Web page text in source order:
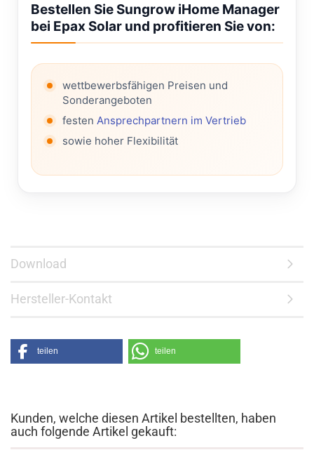
Bestellen Sie Sungrow iHome Manager
bei Epax Solar und profitieren Sie von:
wettbewerbsfähigen Preisen und
Sonderangeboten
festen Ansprechpartnern im Vertrieb
sowie hoher Flexibilität
Download
Hersteller-Kontakt
teilen teilen
Kunden, welche diesen Artikel bestellten, haben
auch folgende Artikel gekauft: